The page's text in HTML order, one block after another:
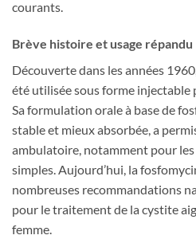
courants.
Brève histoire et usage répandu
Découverte dans les années
été utilisée sous forme injectable
Sa formulation orale à base de
stable et mieux absorbée, a
ambulatoire, notamment pour
simples. Aujourd’hui, la
nombreuses recommandations
pour le traitement de la cystite
femme.